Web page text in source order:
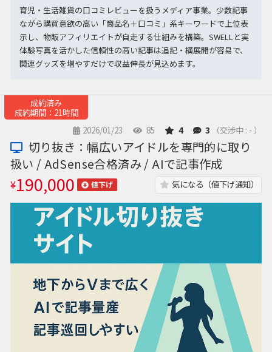
育児・生活雑貨の口コミレビューを扱うメディア事業。少数記事
ながら購買意欲の高い「商品名＋口コミ」系キーワードで上位表
示し、物販アフィリエイトが自走する仕組みを構築。SWELLと実
体験写真を活かした信頼性の高い記事は追記・横展開が容易で、
関連グッズを増やすだけで収益伸長が見込めます。
成約済み
成約期間：21時間
2026/01/23
85 4 3 （交渉中 : - ）
切り抜き：幅広いアイドルを専門的に取り
扱い / AdSense合格済み / AIで記事作成
¥190,000 値下げ 気になる（値下げ通知）